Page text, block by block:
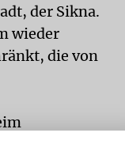
der Sikna.
wieder
die von